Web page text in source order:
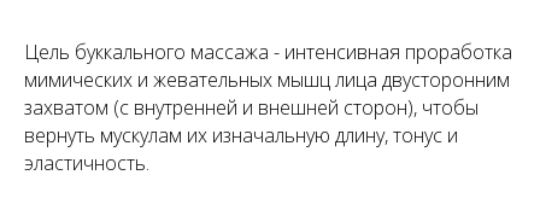
Цель буккального массажа - интенсивная проработка
мимических и жевательных мышц лица двусторонним
захватом (с внутренней и внешней сторон), чтобы
вернуть мускулам их изначальную длину, тонус и
эластичность.